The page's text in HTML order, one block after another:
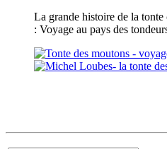
La grande histoire de la
: Voyage au pays des